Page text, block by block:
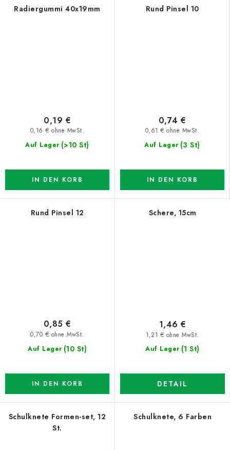
Radiergummi 40x19mm
Auf Lager (>10 St)
0,16 € ohne MwSt.
0,19 €
IN DEN KORB
Rund Pinsel 10
Auf Lager (3 St)
0,61 € ohne MwSt.
0,74 €
IN DEN KORB
Rund Pinsel 12
Auf Lager (10 St)
0,70 € ohne MwSt.
0,85 €
IN DEN KORB
Schere, 15cm
Auf Lager (1 St)
1,21 € ohne MwSt.
1,46 €
DETAIL
Schulknete Formen-set, 12
St.
Schulknete, 6 Farben